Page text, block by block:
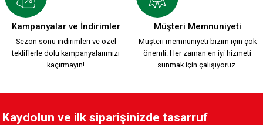
KSK SİYAH ŞARDONSUZ PENYE TEK ALT Ç.
849,90 TL
KSK SİYAH ŞARDONSUZ PENYE TEK ALT
Kampanyalar ve İndirimler
Sezon sonu indirimleri ve özel
tekliflerle dolu kampanyalarımızı
kaçırmayın!
Müşteri Memnuniyeti
Müşteri memnuniyeti bizim için çok
önemli. Her zaman en iyi hizmeti
sunmak için çalışıyoruz.
Kaydolun ve ilk siparişinizde tasarruf